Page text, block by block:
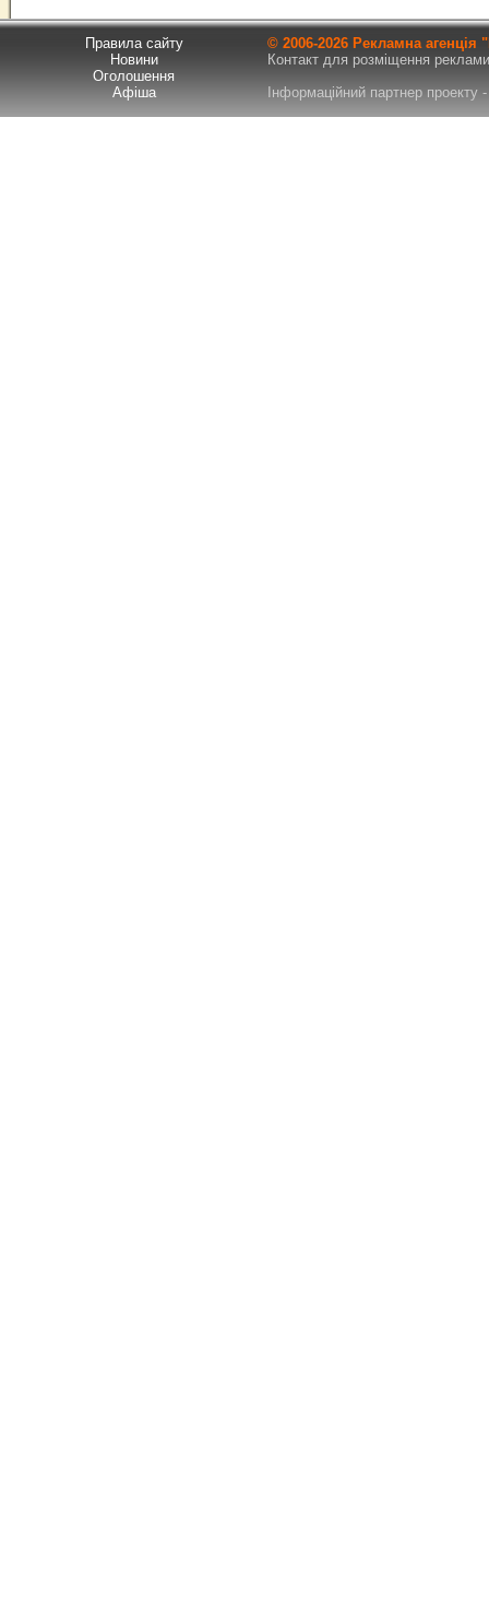
Правила сайту
Новини
Оголошення
Афіша
© 2006-2026 Рекламна
Контакт для розміщення
Інформаційний партнер проекту